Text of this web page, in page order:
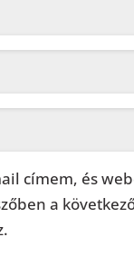
címem, és
a